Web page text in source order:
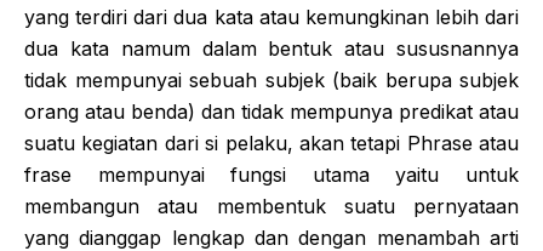
yang terdiri dari dua kata atau kemungkinan lebih dari
dua kata namum dalam bentuk atau sususnannya
tidak mempunyai sebuah subjek (baik berupa subjek
orang atau benda) dan tidak mempunya predikat atau
suatu kegiatan dari si pelaku, akan tetapi Phrase atau
frase mempunyai fungsi utama yaitu untuk
membangun atau membentuk suatu pernyataan
yang dianggap lengkap dan dengan menambah arti